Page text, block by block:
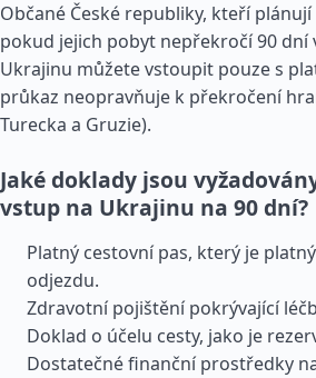
Občané České republiky, kteří
pokud jejich pobyt nepřekročí 90 dní
Ukrajinu můžete vstoupit pouze s
průkaz neopravňuje k překročení
Turecka a Gruzie).
Jaké doklady jsou
vstup na Ukrajinu na 90 dní?
Platný cestovní pas, který je
odjezdu.
Zdravotní pojištění pokrývající
Doklad o účelu cesty, jako je
Dostatečné finanční prostředky